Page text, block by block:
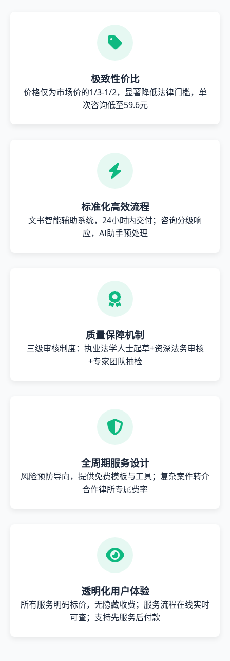
极致性价比
价格仅为市场价的1/3-1/2，显著降低法律门槛，单
次咨询低至59.6元
标准化高效流程
文书智能辅助系统，24小时内交付；咨询分级响
应，AI助手预处理
质量保障机制
三级审核制度：执业法学人士起草+资深法务审核
+专家团队抽检
全周期服务设计
风险预防导向，提供免费模板与工具；复杂案件转介
合作律所专属费率
透明化用户体验
所有服务明码标价，无隐藏收费；服务流程在线实时
可查；支持先服务后付款